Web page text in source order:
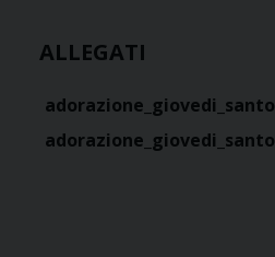
ALLEGATI
adorazione_giovedi_santo
adorazione_giovedi_santo